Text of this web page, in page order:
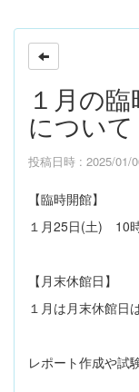
１月の
について
投稿日時 : 2025/01/
【臨時開館】
１月25日(土) 10
【月末休館日】
１月は月末休館日
レポート作成や試